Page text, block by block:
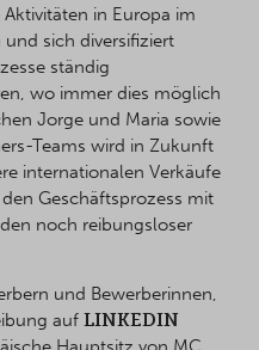
in Europa im
sich diversifiziert
ständig
wo immer dies möglich
Jorge und Maria sowie
Teams wird in Zukunft
internationalen Verkäufe
Geschäftsprozess mit
noch reibungsloser
und Bewerberinnen,
auf LINKEDIN